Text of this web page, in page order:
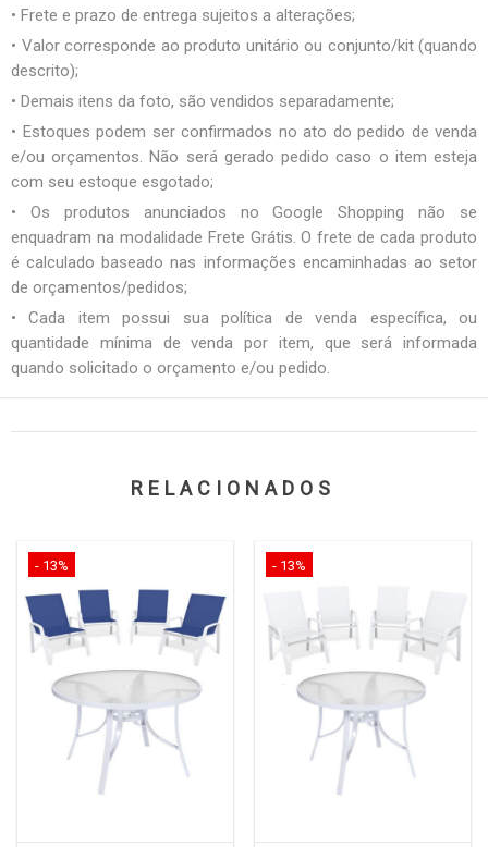
• Frete e prazo de entrega sujeitos a alterações;
• Valor corresponde ao produto unitário ou conjunto/kit (quando
descrito);
• Demais itens da foto, são vendidos separadamente;
• Estoques podem ser confirmados no ato do pedido de venda
e/ou orçamentos. Não será gerado pedido caso o item esteja
com seu estoque esgotado;
• Os produtos anunciados no Google Shopping não se
enquadram na modalidade Frete Grátis. O frete de cada produto
é calculado baseado nas informações encaminhadas ao setor
de orçamentos/pedidos;
• Cada item possui sua política de venda específica, ou
quantidade mínima de venda por item, que será informada
quando solicitado o orçamento e/ou pedido.
RELACIONADOS
- 13% - 13%